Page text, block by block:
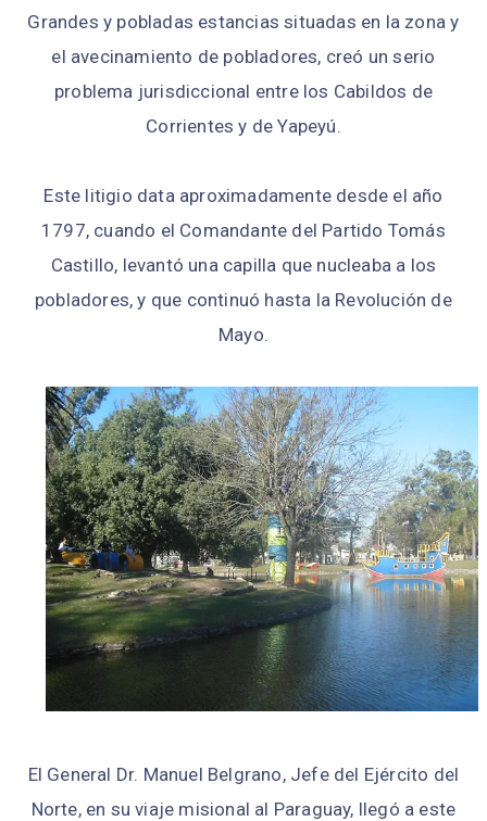
Grandes y pobladas estancias situadas en la zona y
el avecinamiento de pobladores, creó un serio
problema jurisdiccional entre los Cabildos de
Corrientes y de Yapeyú.
Este litigio data aproximadamente desde el año
1797, cuando el Comandante del Partido Tomás
Castillo, levantó una capilla que nucleaba a los
pobladores, y que continuó hasta la Revolución de
Mayo.
El General Dr. Manuel Belgrano, Jefe del Ejército del
Norte, en su viaje misional al Paraguay, llegó a este